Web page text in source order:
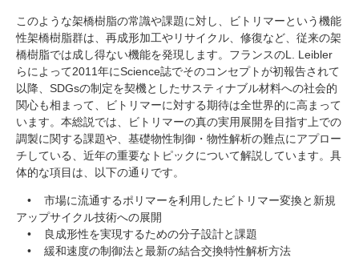
このような架橋樹脂の常識や課題に対し、ビトリマーという機能
性架橋樹脂群は、再成形加工やリサイクル、修復など、従来の架
橋樹脂では成し得ない機能を発現します。フランスのL. Leibler
らによって2011年にScience誌でそのコンセプトが初報告されて
以降、SDGsの制定を契機としたサスティナブル材料への社会的
関心も相まって、ビトリマーに対する期待は全世界的に高まって
います。本総説では、ビトリマーの真の実用展開を目指す上での
調製に関する課題や、基礎物性制御・物性解析の難点にアプロー
チしている、近年の重要なトピックについて解説しています。具
体的な項目は、以下の通りです。
• 市場に流通するポリマーを利用したビトリマー変換と新規
アップサイクル技術への展開
• 良成形性を実現するための分子設計と課題
• 緩和速度の制御法と最新の結合交換特性解析方法